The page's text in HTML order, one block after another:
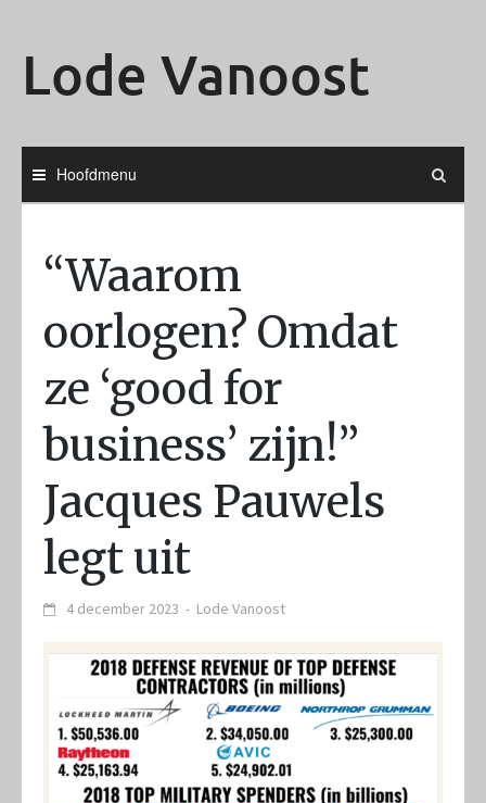
Lode Vanoost
Hoofdmenu
“Waarom
oorlogen? Omdat
ze ‘good for
business’ zijn!”
Jacques Pauwels
legt uit
4 december 2023 - Lode Vanoost